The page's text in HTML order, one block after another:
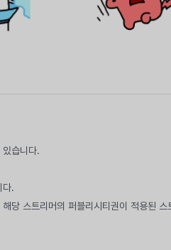
습니다.
다.
당 스트리머의 퍼블리시티권이 적용된